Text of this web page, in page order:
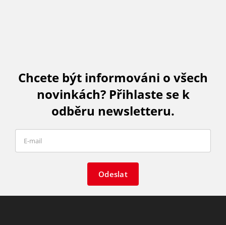
Chcete být informováni o všech
novinkách? Přihlaste se k
odběru newsletteru.
Odeslat